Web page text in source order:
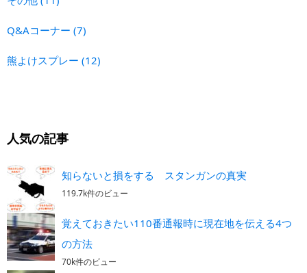
Q&Aコーナー (7)
熊よけスプレー (12)
人気の記事
知らないと損をする スタンガンの真実
119.7k件のビュー
覚えておきたい110番通報時に現在地を伝える4つ
の方法
70k件のビュー